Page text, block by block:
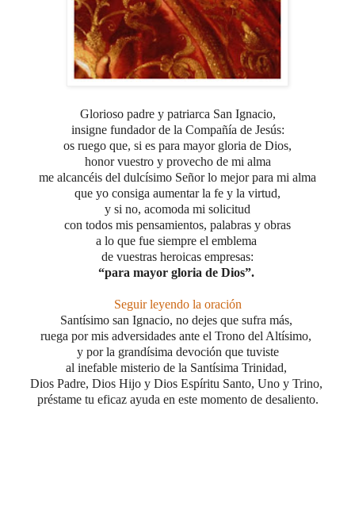
Glorioso padre y patriarca San Ignacio,
insigne fundador de la Compañía de Jesús:
os ruego que, si es para mayor gloria de Dios,
honor vuestro y provecho de mi alma
me alcancéis del dulcísimo Señor lo mejor para mi alma
que yo consiga aumentar la fe y la virtud,
y si no, acomoda mi solicitud
con todos mis pensamientos, palabras y obras
a lo que fue siempre el emblema
de vuestras heroicas empresas:
“para mayor gloria de Dios”.
Seguir leyendo la oración
Santísimo san Ignacio, no dejes que sufra más,
ruega por mis adversidades ante el Trono del Altísimo,
y por la grandísima devoción que tuviste
al inefable misterio de la Santísima Trinidad,
Dios Padre, Dios Hijo y Dios Espíritu Santo, Uno y Trino,
préstame tu eficaz ayuda en este momento de desaliento.